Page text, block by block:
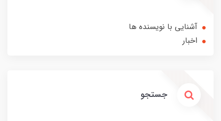
آشنایی با نویسنده ها
اخبار
جستجو